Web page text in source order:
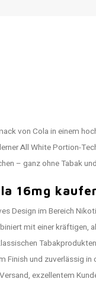
von Cola in einem
All White Portion-
– ganz ohne Tabak
16mg
Design im Bereich
mit einer kräftigen,
Finish und zuverlässig
exzellentem